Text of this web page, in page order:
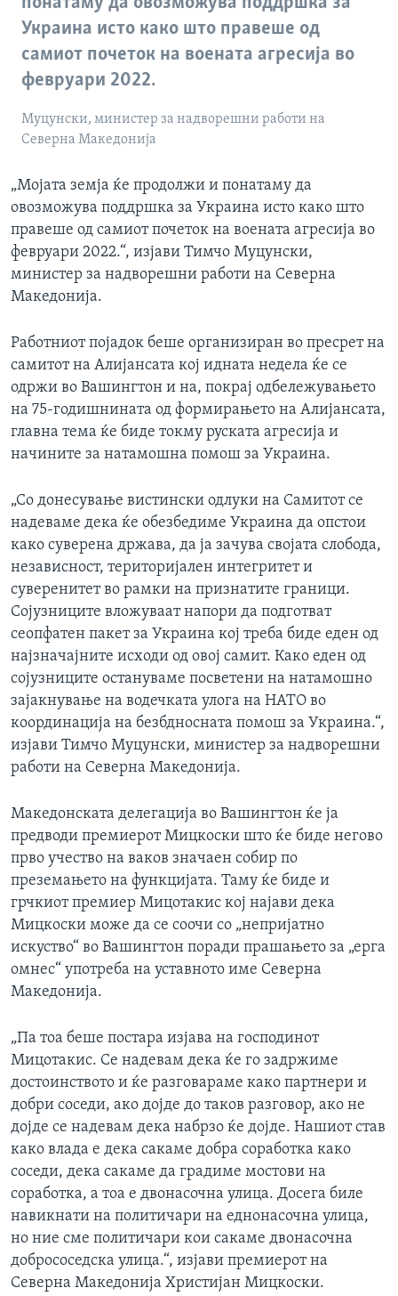
Украина исто како што правеше од
самиот почеток на воената агресија во
февруари 2022.
Муцунски, министер за надворешни работи на
Северна Македонија
„Мојата земја ќе продолжи и понатаму да
овозможува поддршка за Украина исто како што
правеше од самиот почеток на воената агресија во
февруари 2022.“, изјави Тимчо Муцунски,
министер за надворешни работи на Северна
Македонија.
Работниот појадок беше организиран во пресрет на
самитот на Алијансата кој идната недела ќе се
одржи во Вашингтон и на, покрај одбележувањето
на 75-годишнината од формирањето на Алијансата,
главна тема ќе биде токму руската агресија и
начините за натамошна помош за Украина.
„Со донесување вистински одлуки на Самитот се
надеваме дека ќе обезбедиме Украина да опстои
како суверена држава, да ја зачува својата слобода,
независност, територијален интегритет и
суверенитет во рамки на признатите граници.
Сојузниците вложуваат напори да подготват
сеопфатен пакет за Украина кој треба биде еден од
најзначајните исходи од овој самит. Како еден од
сојузниците остануваме посветени на натамошно
зајакнување на водечката улога на НАТО во
координација на безбдносната помош за Украина.“,
изјави Тимчо Муцунски, министер за надворешни
работи на Северна Македонија.
Македонската делегација во Вашингтон ќе ја
предводи премиерот Мицкоски што ќе биде негово
прво учество на ваков значаен собир по
преземањето на функцијата. Таму ќе биде и
грчкиот премиер Мицотакис кој најави дека
Мицкоски може да се соочи со „непријатно
искуство“ во Вашингтон поради прашањето за „ерга
омнес“ употреба на уставното име Северна
Македонија.
„Па тоа беше постара изјава на господинот
Мицотакис. Се надевам дека ќе го задржиме
достоинството и ќе разговараме како партнери и
добри соседи, ако дојде до таков разговор, ако не
дојде се надевам дека набрзо ќе дојде. Нашиот став
како влада е дека сакаме добра соработка како
соседи, дека сакаме да градиме мостови на
соработка, а тоа е двонасочна улица. Досега биле
навикнати на политичари на еднонасочна улица,
но ние сме политичари кои сакаме двонасочна
добрососедска улица.“, изјави премиерот на
Северна Македонија Христијан Мицкоски.